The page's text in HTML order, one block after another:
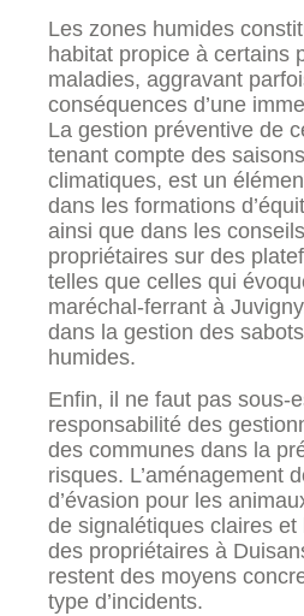
Les zones humides
habitat propice à certains
maladies, aggravant
conséquences d’une
La gestion préventive de
tenant compte des
climatiques, est un
dans les formations
ainsi que dans les
propriétaires sur des
telles que celles qui
maréchal-ferrant à
dans la gestion des
humides.
Enfin, il ne faut pas sous-
responsabilité des
des communes dans la
risques. L’aménagement
d’évasion pour les
de signalétiques claires et
des propriétaires à
restent des moyens
type d’incidents.